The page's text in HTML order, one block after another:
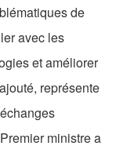
de
avec les
et améliorer
représente
ministre a